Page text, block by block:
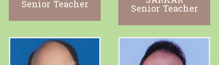
Senior Teacher
Senior Teacher